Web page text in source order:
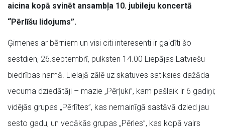
aicina kopā svinēt ansambļa 10. jubileju koncertā
“Pērlīšu lidojums”.
Ģimenes ar bērniem un visi citi interesenti ir gaidīti šo
sestdien, 26.septembrī, pulksten 14.00 Liepājas Latviešu
biedrības namā. Lielajā zālē uz skatuves satiksies dažāda
vecuma dziedātāji – mazie „Pērļuki”, kam pašlaik ir 6 gadiņi;
vidējās grupas „Pērlītes”, kas nemainīgā sastāvā dzied jau
sesto gadu, un vecākās grupas „Pērles”, kas kopā vairs